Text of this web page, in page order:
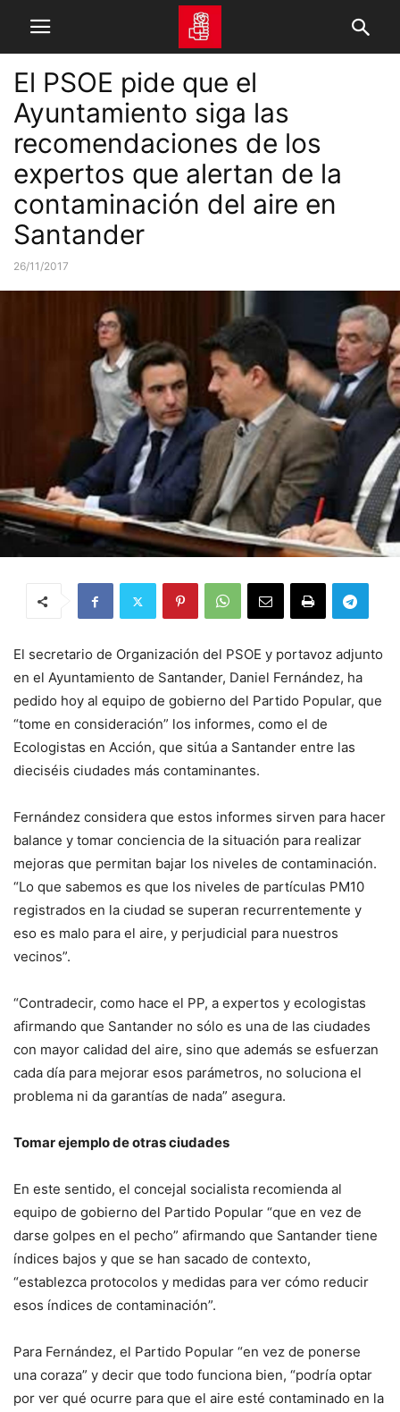
El PSOE pide que el
Ayuntamiento siga las
recomendaciones de los
expertos que alertan de la
contaminación del aire en
Santander
26/11/2017
El secretario de Organización del PSOE y portavoz adjunto
en el Ayuntamiento de Santander, Daniel Fernández, ha
pedido hoy al equipo de gobierno del Partido Popular, que
“tome en consideración” los informes, como el de
Ecologistas en Acción, que sitúa a Santander entre las
dieciséis ciudades más contaminantes.
Fernández considera que estos informes sirven para hacer
balance y tomar conciencia de la situación para realizar
mejoras que permitan bajar los niveles de contaminación.
“Lo que sabemos es que los niveles de partículas PM10
registrados en la ciudad se superan recurrentemente y
eso es malo para el aire, y perjudicial para nuestros
vecinos”.
“Contradecir, como hace el PP, a expertos y ecologistas
afirmando que Santander no sólo es una de las ciudades
con mayor calidad del aire, sino que además se esfuerzan
cada día para mejorar esos parámetros, no soluciona el
problema ni da garantías de nada” asegura.
Tomar ejemplo de otras ciudades
En este sentido, el concejal socialista recomienda al
equipo de gobierno del Partido Popular “que en vez de
darse golpes en el pecho” afirmando que Santander tiene
índices bajos y que se han sacado de contexto,
“establezca protocolos y medidas para ver cómo reducir
esos índices de contaminación”.
Para Fernández, el Partido Popular “en vez de ponerse
una coraza” y decir que todo funciona bien, “podría optar
por ver qué ocurre para que el aire esté contaminado en la